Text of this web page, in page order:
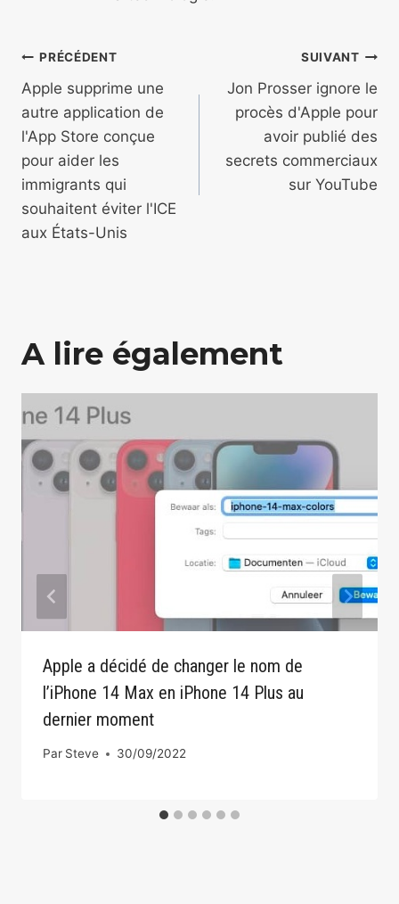
Navigation
de
l’article
PRÉCÉDENT
Apple supprime une
autre application de
l'App Store conçue
pour aider les
immigrants qui
souhaitent éviter l'ICE
aux États-Unis
SUIVANT
Jon Prosser ignore le
procès d'Apple pour
avoir publié des
secrets commerciaux
sur YouTube
A lire également
Apple a décidé de changer le nom de
l’iPhone 14 Max en iPhone 14 Plus au
dernier moment
Par Steve 30/09/2022